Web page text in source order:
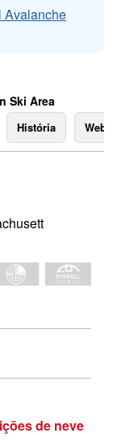
Avalanche
Ski Area
História
de neve